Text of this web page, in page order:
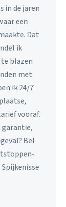
in de jaren
een
Dat
ik
te blazen
met
ik 24/7
vooraf.
garantie,
Bel